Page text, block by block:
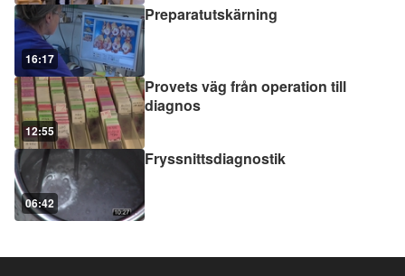
16:17
Preparatutskärning
12:55
Provets väg från operation till
diagnos
06:42
Fryssnittsdiagnostik